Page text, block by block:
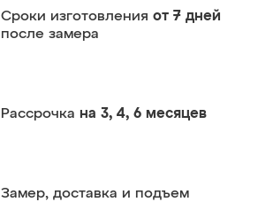
Сроки изготовления от 7 дней
после замера
Рассрочка на 3, 4, 6 месяцев
Замер, доставка и подъем